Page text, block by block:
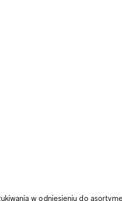
w odniesieniu do